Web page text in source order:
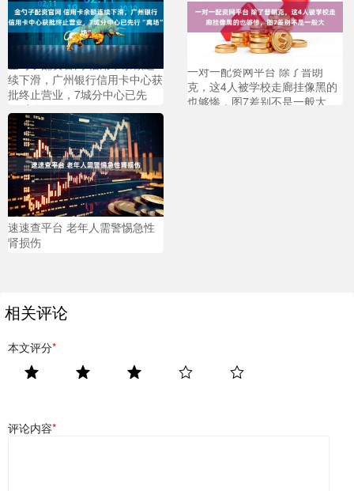
金勺子配资官网 信用卡余额连
续下滑，广州银行信用卡中心获
批终止营业，7城分中心已先
行“离场”
一对一配资网平台 除了普朗
克，这4人被学校走廊挂像黑的
也够惨，图7差别不是一般大
速速查平台 老年人需警惕急性
肾损伤
相关评论
本文评分*
评论内容*